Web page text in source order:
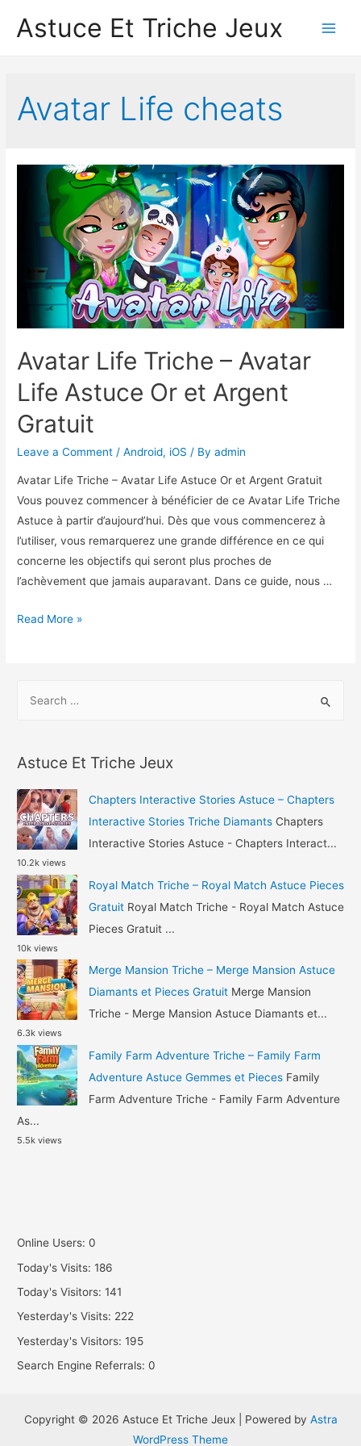
Astuce Et Triche Jeux
Avatar Life cheats
Avatar Life Triche – Avatar
Life Astuce Or et Argent
Gratuit
Leave a Comment /Android, iOS / Byadmin
Avatar Life Triche – Avatar Life Astuce Or et Argent Gratuit
Vous pouvez commencer à bénéficier de ce Avatar Life Triche
Astuce à partir d’aujourd’hui. Dès que vous commencerez à
l’utiliser, vous remarquerez une grande différence en ce qui
concerne les objectifs qui seront plus proches de
l’achèvement que jamais auparavant. Dans ce guide, nous …
Avatar
Avatar
Or
Argent
Gratuit
Read More »
h
f
o
r
:
Astuce Et Triche Jeux
Chapters Interactive Stories Astuce – Chapters
Interactive Stories Triche Diamants Chapters
Interactive Stories Astuce - Chapters Interact...
10.2k views
Royal Match Triche – Royal Match Astuce Pieces
Gratuit Royal Match Triche - Royal Match Astuce
Pieces Gratuit ...
10k views
Merge Mansion Triche – Merge Mansion Astuce
Diamants et Pieces Gratuit Merge Mansion
Triche - Merge Mansion Astuce Diamants et...
6.3k views
Family Farm Adventure Triche – Family Farm
Adventure Astuce Gemmes et Pieces Family
Farm Adventure Triche - Family Farm Adventure
As...
5.5k views
Online Users:0
Today's Visits:186
Today's Visitors:141
Yesterday's Visits: 222
Yesterday's Visitors:195
Search Engine Referrals:0
Copyright © 2026 Astuce Et Triche Jeux | Powered by Astra
WordPress Theme